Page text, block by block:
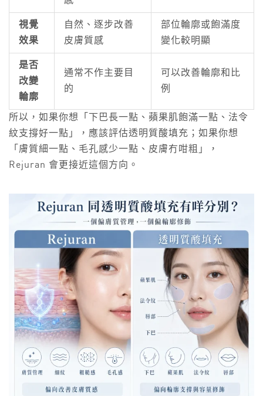
視覺
效果
自然、逐步改善
皮膚質感
部位輪廓或飽滿度
變化較明顯
是否
改變
輪廓
通常不作主要目
的
可以改善輪廓和比
例
所以，如果你想「下巴長一點、蘋果肌飽滿一點、法令
紋支撐好一點」，應該評估透明質酸填充；如果你想
「膚質細一點、毛孔感少一點、皮膚冇咁粗」，
Rejuran 會更接近這個方向。